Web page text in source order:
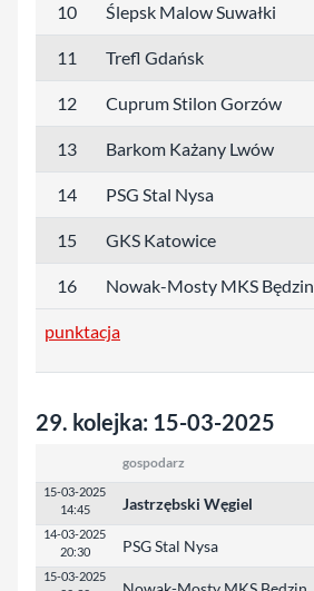
10 Ślepsk Malow Suwałki
11 Trefl Gdańsk
12 Cuprum Stilon Gorzów
13 Barkom Każany Lwów
14 PSG Stal Nysa
15 GKS Katowice
16 Nowak-Mosty MKS Będzin
punktacja
29. kolejka: 15-03-2025
gospodarz
15-03-2025
14:45
Jastrzębski Węgiel
14-03-2025
20:30
PSG Stal Nysa
15-03-2025